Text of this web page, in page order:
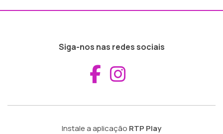
Siga-nos nas redes sociais
Aceder ao
Instale a aplicação RTP Play